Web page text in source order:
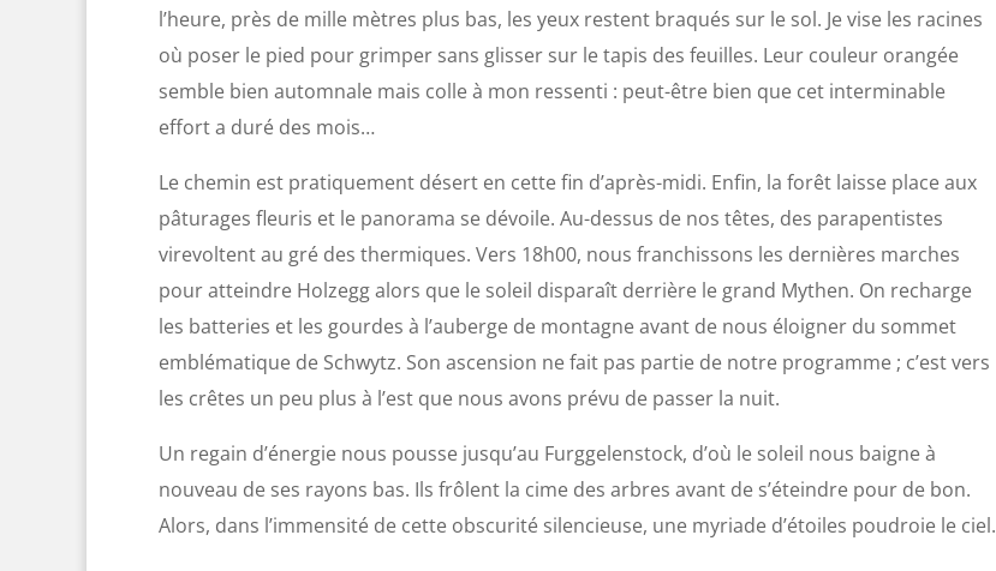
l’heure, près de mille mètres plus bas, les yeux restent braqués sur le sol. Je vise les racines
où poser le pied pour grimper sans glisser sur le tapis des feuilles. Leur couleur orangée
semble bien automnale mais colle à mon ressenti : peut-être bien que cet interminable
effort a duré des mois…
Le chemin est pratiquement désert en cette fin d’après-midi. Enfin, la forêt laisse place aux
pâturages fleuris et le panorama se dévoile. Au-dessus de nos têtes, des parapentistes
virevoltent au gré des thermiques. Vers 18h00, nous franchissons les dernières marches
pour atteindre Holzegg alors que le soleil disparaît derrière le grand Mythen. On recharge
les batteries et les gourdes à l’auberge de montagne avant de nous éloigner du sommet
emblématique de Schwytz. Son ascension ne fait pas partie de notre programme ; c’est vers
les crêtes un peu plus à l’est que nous avons prévu de passer la nuit.
Un regain d’énergie nous pousse jusqu’au Furggelenstock, d’où le soleil nous baigne à
nouveau de ses rayons bas. Ils frôlent la cime des arbres avant de s’éteindre pour de bon.
Alors, dans l’immensité de cette obscurité silencieuse, une myriade d’étoiles poudroie le ciel.